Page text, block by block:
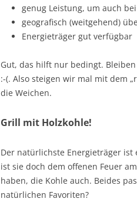
genug Leistung, um auch
geografisch (weitgehend)
Energieträger gut verfügbar
Gut, das hilft nur bedingt.
:-(. Also steigen wir mal mit dem
die Weichen.
Grill mit Holzkohle!
Der natürlichste Energieträger
ist sie doch dem offenen Feuer
haben, die Kohle auch. Beides
natürlichen Favoriten?